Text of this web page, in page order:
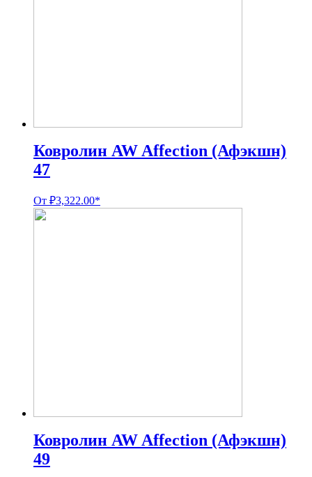
Ковролин AW Affection (Афэкшн)
47
От ₽3,322.00*
Ковролин AW Affection (Афэкшн)
49